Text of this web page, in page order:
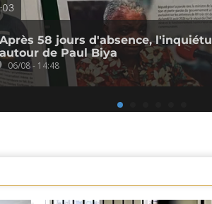
Après 58 jours d'absence,
autour de Paul Biya
06/08 - 14:48